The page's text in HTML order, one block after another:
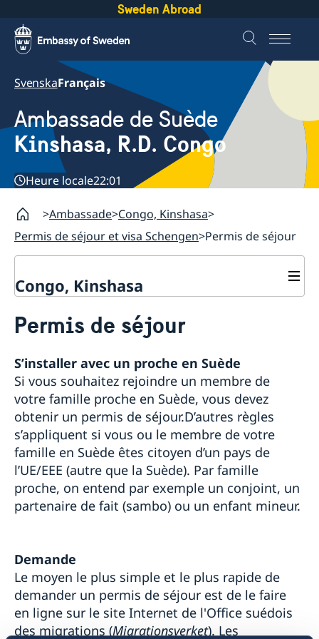
Sweden Abroad
SvenskaFrançais
Ambassade de Suède
Kinshasa, R.D. Congo
Heure locale22:01
Ambassade Congo, Kinshasa
Permis de séjour et visa Schengen Permis de séjour
Congo, Kinshasa
A propos de nous
L'ambassade
Frais consulaires et administratifs
RGPD
Nous sommes une ressource pour les entreprises
suédoises
Team Sweden
Comment obtenir un soutien
Entreprises suédoises en République Démocratique
du Congo, en République du Congo, au Gabon et en
Guinée équatoriale
Signaler un obstacle au commerce
Actualités & événements
Actualités
L'ambassade est fermée le mercredi 17 mai
Voyage à l'étranger - Conseil contre les voyages de la
Suède vers tous les pays étendu
Le discours de la fête nationale suédoise le 6 juin
2019
Fête Nationale 2018
Coopération au développement suédoise
Services pour les ressortissants suédois
Permis de séjour et visa Schengen
Permis de séjour
Permis de séjour pour visites
Visa Schengen
Permis de séjour
S’installer avec un proche en Suède
Si vous souhaitez rejoindre un membre de
votre famille proche en Suède, vous devez
obtenir un permis de séjour.D’autres règles
s’appliquent si vous ou le membre de votre
famille en Suède êtes citoyen d’un pays de
l’UE/EEE (autre que la Suède). Par famille
proche, on entend par exemple un conjoint, un
partenaire de fait (sambo) ou un enfant mineur.
Demande
Le moyen le plus simple et le plus rapide de
demander un permis de séjour est de le faire
en ligne sur le site Internet de l'Office suédois
des migrations (Migrationsverket). Les